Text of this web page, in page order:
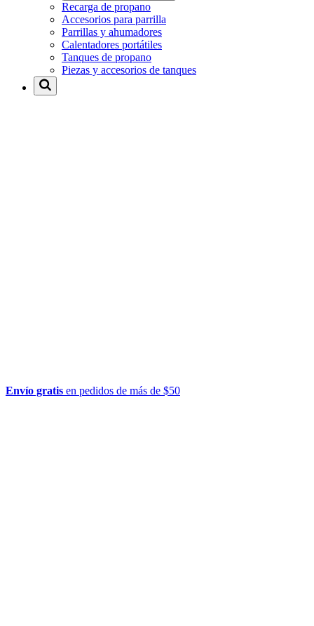
Recarga de propano
Accesorios para parrilla
Parrillas y ahumadores
Calentadores portátiles
Tanques de propano
Piezas y accesorios de tanques
Envío gratis en pedidos de más de $50